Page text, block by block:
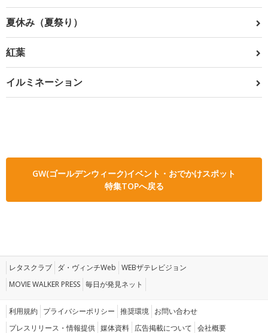
夏休み（夏祭り）
紅葉
イルミネーション
GW(ゴールデンウィーク)イベント・おでかけスポット
特集TOPへ戻る
レタスクラブ ダ・ヴィンチWeb WEBザテレビジョン
MOVIE WALKER PRESS 毎日が発見ネット
利用規約 プライバシーポリシー 推奨環境 お問い合わせ
プレスリリース・情報提供 媒体資料 広告掲載について 会社概要